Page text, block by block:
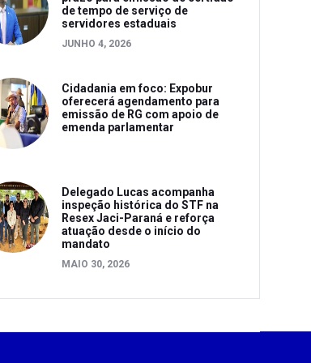
de tempo de serviço de
servidores estaduais
JUNHO 4, 2026
Cidadania em foco: Expobur
oferecerá agendamento para
emissão de RG com apoio de
emenda parlamentar
Delegado Lucas acompanha
inspeção histórica do STF na
Resex Jaci-Paraná e reforça
atuação desde o início do
mandato
MAIO 30, 2026